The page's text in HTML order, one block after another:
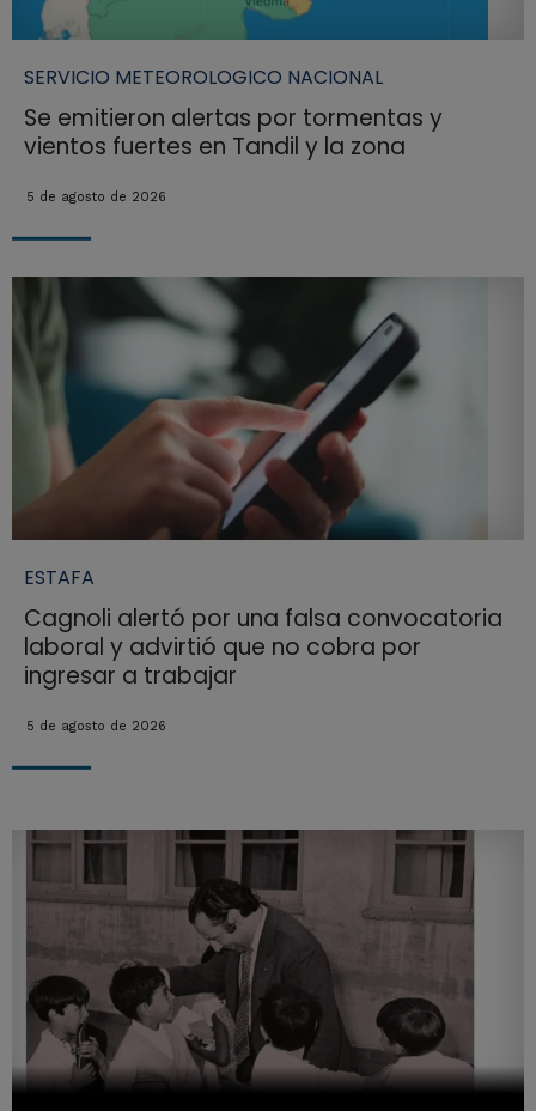
SERVICIO METEOROLOGICO NACIONAL
Se emitieron alertas por tormentas y
vientos fuertes en Tandil y la zona
5 de agosto de 2026
ESTAFA
Cagnoli alertó por una falsa convocatoria
laboral y advirtió que no cobra por
ingresar a trabajar
5 de agosto de 2026